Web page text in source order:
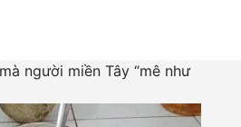
người miền Tây “mê như